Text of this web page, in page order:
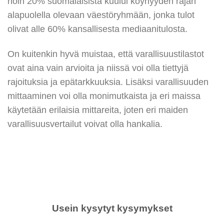
alapuolella olevaan väestöryhmään, jonka tulot
olivat alle 60% kansallisesta mediaanitulosta.
On kuitenkin hyvä muistaa, että varallisuustilastot
ovat aina vain arvioita ja niissä voi olla tiettyjä
rajoituksia ja epätarkkuuksia. Lisäksi varallisuuden
mittaaminen voi olla monimutkaista ja eri maissa
käytetään erilaisia mittareita, joten eri maiden
varallisuusvertailut voivat olla hankalia.
Usein kysytyt kysymykset